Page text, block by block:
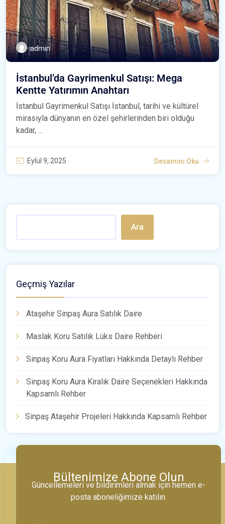
admin
İstanbul’da Gayrimenkul Satışı: Mega
Kentte Yatırımın Anahtarı
İstanbul Gayrimenkul Satışı İstanbul, tarihi ve kültürel
mirasıyla dünyanın en özel şehirlerinden biri olduğu
kadar, ...
Eylül 9, 2025 Devamını Oku
Ara
Geçmiş Yazılar
Ataşehir Sinpaş Aura Satılık Daire
Maslak Koru Satılık Lüks Daire Rehberi
Sinpaş Koru Aura Fiyatları Hakkında Detaylı Rehber
Sinpaş Koru Aura Kiralık Daire Seçenekleri Hakkında
Kapsamlı Rehber
Sinpaş Ataşehir Projeleri Hakkında Kapsamlı Rehber
Bültenimize Abone Olun
Güncellemeleri ve bildirimleri almak için hemen e-
posta aboneliğimize katılın.